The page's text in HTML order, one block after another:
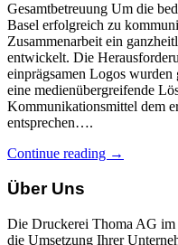
Gesamtbetreuung Um die
Basel erfolgreich zu
Zusammenarbeit ein
entwickelt. Die
einprägsamen Logos wurden
eine medienübergreifende
Kommunikationsmittel dem
entsprechen….
Continue reading →
Über Uns
Die Druckerei Thoma AG im
die Umsetzung Ihrer